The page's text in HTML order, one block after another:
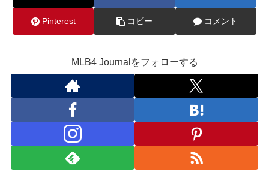
Pinterest コピー コメント
MLB4 Journalをフォローする